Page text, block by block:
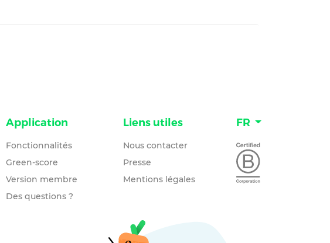
Application
Fonctionnalités
Green-score
Version membre
Des questions ?
Liens utiles
Nous contacter
Presse
Mentions légales
FR